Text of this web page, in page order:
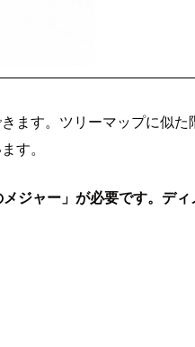
ます。ツリーマップに似
す。
ジャー」が必要です。デ